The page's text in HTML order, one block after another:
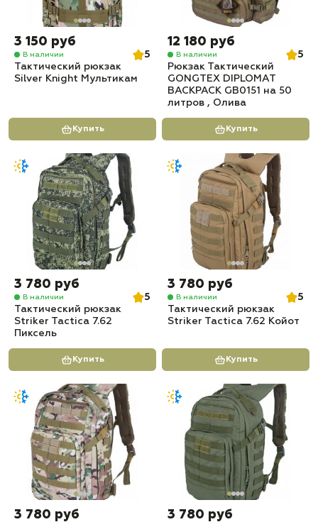
3 150 руб
В наличии
5
Тактический рюкзак
Silver Knight Мультикам
Купить
12 180 руб
В наличии
5
Рюкзак Тактический
GONGTEX DIPLOMAT
BACKPACK GB0151 на 50
литров , Олива
Купить
3 780 руб
В наличии
5
Тактический рюкзак
Striker Tactica 7.62
Пиксель
Купить
3 780 руб
В наличии
5
Тактический рюкзак
Striker Tactica 7.62 Койот
Купить
3 780 руб 3 780 руб